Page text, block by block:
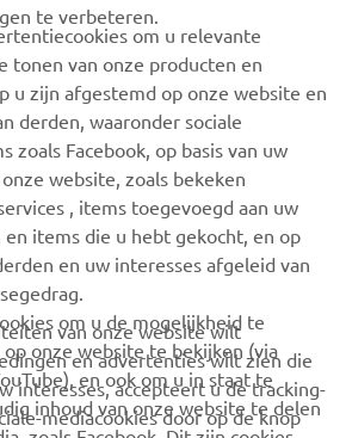
te weten komt over de nieuwste deals,
nieuwe producten en nog veel meer
ABONNEREN
te verbeteren.
om u relevante
tonen van onze producten en
u zijn afgestemd op onze website en
derden, waaronder sociale
zoals Facebook, op basis van uw
website, zoals bekeken
, items toegevoegd aan uw
items die u hebt gekocht, en op
en uw interesses afgeleid van
om u de mogelijkheid te
onze website te bekijken (via
en ook om u in staat te
inhoud van onze website te delen
van onze website wilt
en advertenties wilt zien die
interesses, accepteert u de tracking-
mediacookies door op de knop